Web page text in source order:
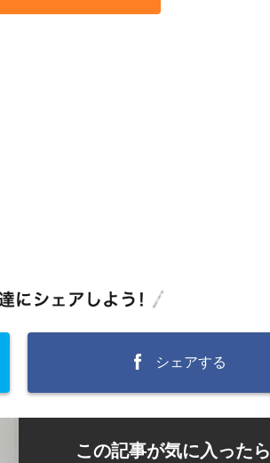
シェアする
この記事が気に入ったら